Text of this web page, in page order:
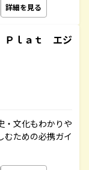
詳細を見る
ｌａｔ エジ
・文化もわかりや
ための必携ガイ